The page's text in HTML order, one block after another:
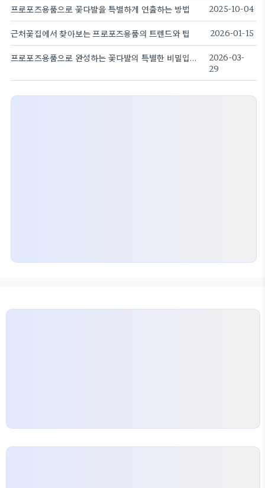
프로포즈용품으로 꽃다발을 특별하게 연출하는 방법 2025-10-04
근처꽃집에서 찾아보는 프로포즈용품의 트렌드와 팁 2026-01-15
프로포즈용품으로 완성하는 꽃다발의 특별한 비밀입니다
2026-03-
29